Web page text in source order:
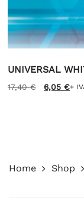
UNIVERSAL
17,40€
Il
6,05€
Il
+
Home Shop